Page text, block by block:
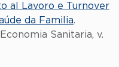
al Lavoro e Turnover
da Familia.
Sanitaria, v.